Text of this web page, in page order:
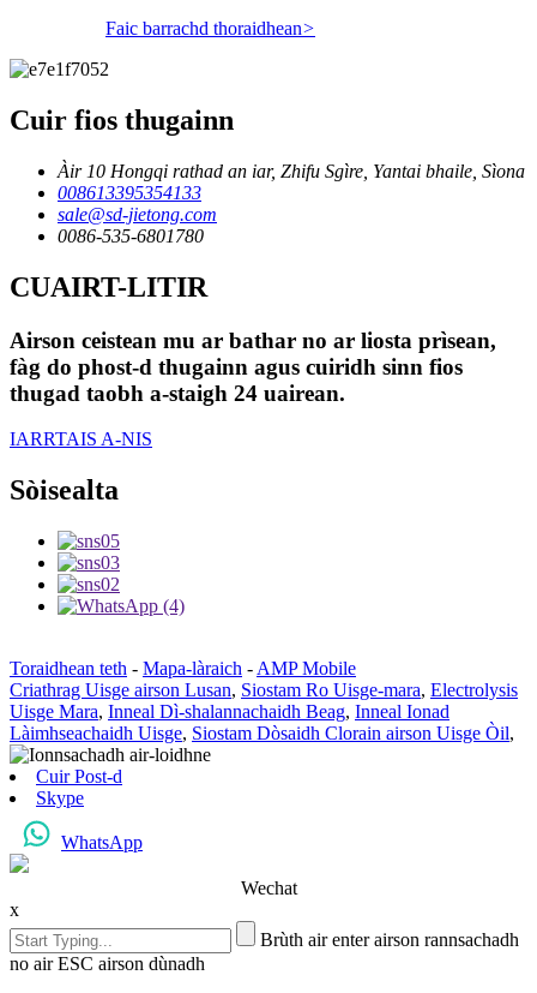
Faic barrachd thoraidhean>
Cuir fios thugainn
Àir 10 Hongqi rathad an iar, Zhifu Sgìre, Yantai bhaile, Sìona
008613395354133
sale@sd-jietong.com
0086-535-6801780
CUAIRT-LITIR
Airson ceistean mu ar bathar no ar liosta prìsean,
fàg do phost-d thugainn agus cuiridh sinn fios
thugad taobh a-staigh 24 uairean.
IARRTAIS A-NIS
Sòisealta
Toraidhean teth - Mapa-làraich - AMP Mobile
Criathrag Uisge airson Lusan, Siostam Ro Uisge-mara, Electrolysis
Uisge Mara, Inneal Dì-shalannachaidh Beag, Inneal Ionad
Làimhseachaidh Uisge, Siostam Dòsaidh Clorain airson Uisge Òil,
Cuir Post-d
Skype
WhatsApp
Wechat
x
Brùth air enter airson rannsachadh
no air ESC airson dùnadh